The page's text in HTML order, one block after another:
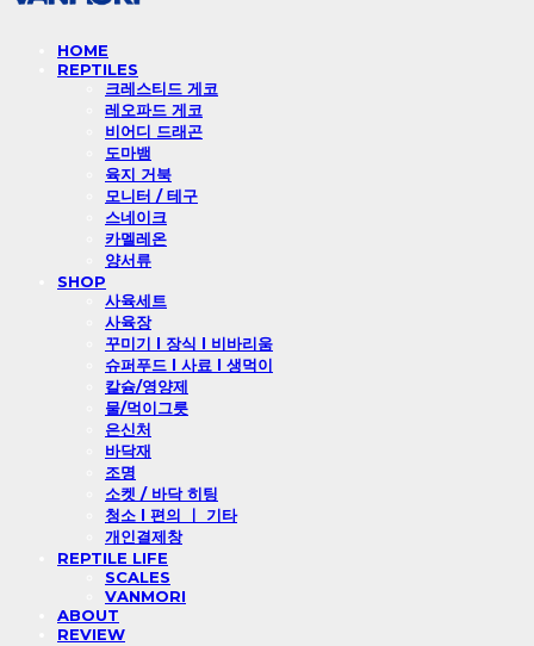
HOME
REPTILES
크레스티드 게코
레오파드 게코
비어디 드래곤
도마뱀
육지 거북
모니터 / 테구
스네이크
카멜레온
양서류
SHOP
사육세트
사육장
꾸미기 l 장식 l 비바리움
슈퍼푸드 l 사료 l 생먹이
칼슘/영양제
물/먹이그릇
은신처
바닥재
조명
소켓 / 바닥 히팅
청소 l 편의 ㅣ 기타
개인결제창
REPTILE LIFE
SCALES
VANMORI
ABOUT
REVIEW